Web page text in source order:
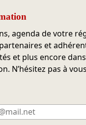
agenda de votre
et
et plus encore
N’hésitez pas à